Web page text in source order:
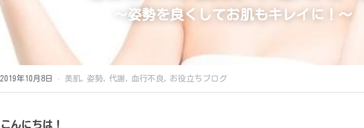
〜姿勢を良くしてお肌もキレイに！〜
2019年10月8日 · 美肌, 姿勢, 代謝, 血行不良, お役立ちブログ
こんにちは！